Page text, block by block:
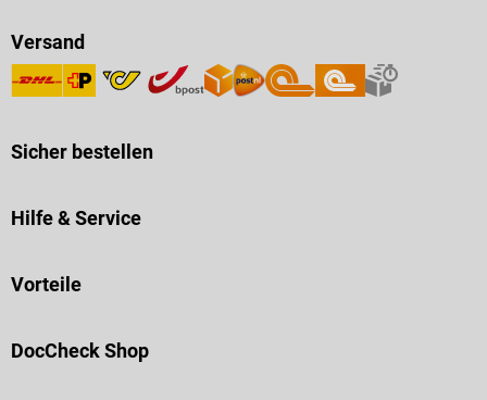
Versand
Sicher bestellen
Hilfe & Service
Vorteile
DocCheck Shop